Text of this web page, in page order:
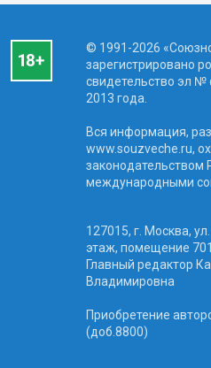
© 1991-2026
зарегистрировано
свидетельство эл №
2013 года.
Вся информация,
www.souzveche.ru,
законодательством
международными
127015, г. Москва,
этаж, помещение 701
Главный редактор
Владимировна
Приобретение
(доб.8800)